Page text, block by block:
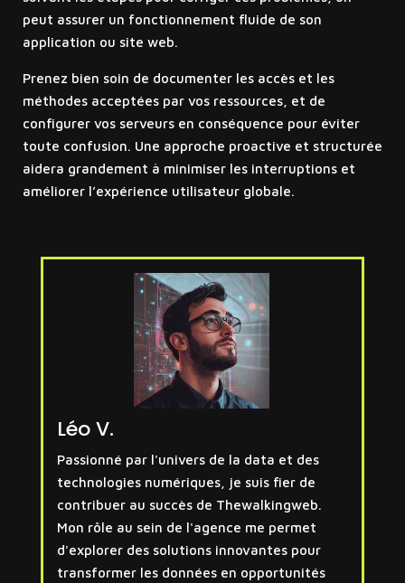
peut assurer un fonctionnement fluide de son
application ou site web.
Prenez bien soin de documenter les accès et les
méthodes acceptées par vos ressources, et de
configurer vos serveurs en conséquence pour éviter
toute confusion. Une approche proactive et structurée
aidera grandement à minimiser les interruptions et
améliorer l’expérience utilisateur globale.
Léo V.
Passionné par l'univers de la data et des
technologies numériques, je suis fier de
contribuer au succès de Thewalkingweb.
Mon rôle au sein de l'agence me permet
d'explorer des solutions innovantes pour
transformer les données en opportunités